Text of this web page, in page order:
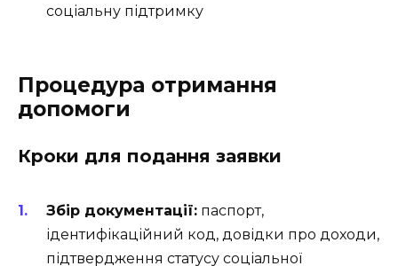
соціальну підтримку
Процедура отримання
допомоги
Кроки для подання заявки
Збір документації: паспорт,
ідентифікаційний код, довідки про доходи,
підтвердження статусу соціальної